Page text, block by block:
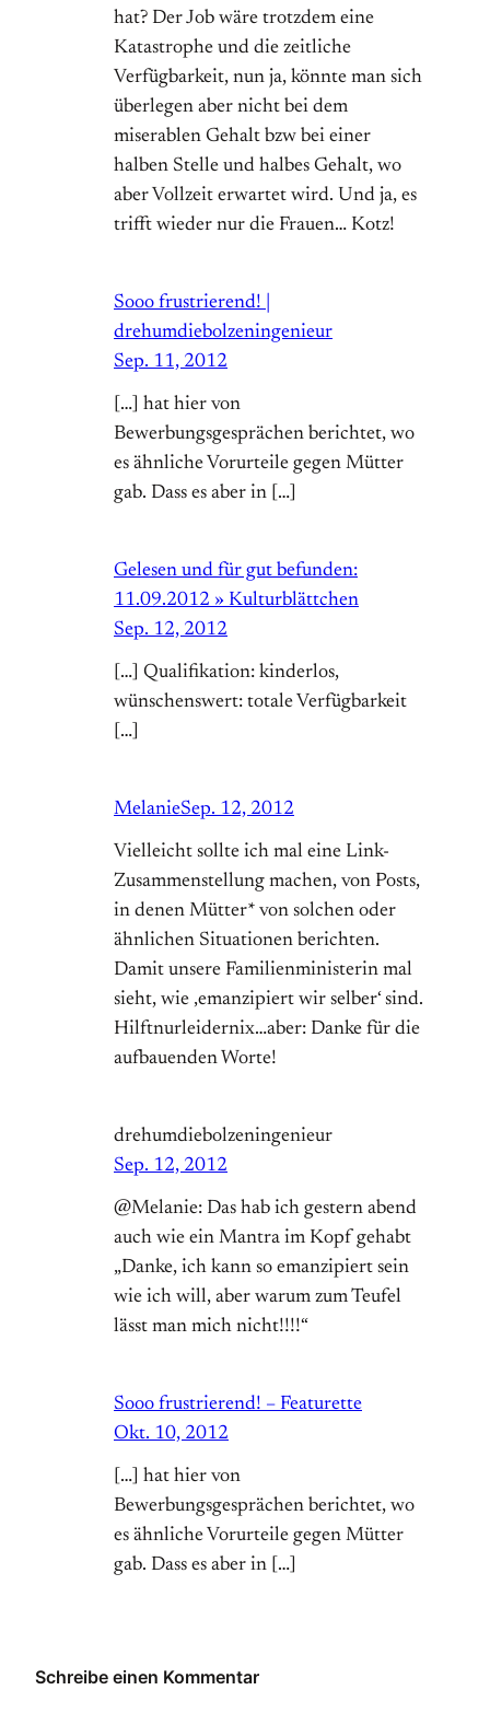
hat? Der Job wäre trotzdem eine
Katastrophe und die zeitliche
Verfügbarkeit, nun ja, könnte man sich
überlegen aber nicht bei dem
miserablen Gehalt bzw bei einer
halben Stelle und halbes Gehalt, wo
aber Vollzeit erwartet wird. Und ja, es
trifft wieder nur die Frauen… Kotz!
Sooo frustrierend! |
drehumdiebolzeningenieur
Sep. 11, 2012
[…] hat hier von
Bewerbungsgesprächen berichtet, wo
es ähnliche Vorurteile gegen Mütter
gab. Dass es aber in […]
Gelesen und für gut befunden:
11.09.2012 » Kulturblättchen
Sep. 12, 2012
[…] Qualifikation: kinderlos,
wünschenswert: totale Verfügbarkeit
[…]
MelanieSep. 12, 2012
Vielleicht sollte ich mal eine Link-
Zusammenstellung machen, von Posts,
in denen Mütter* von solchen oder
ähnlichen Situationen berichten.
Damit unsere Familienministerin mal
sieht, wie ‚emanzipiert wir selber‘ sind.
Hilftnurleidernix…aber: Danke für die
aufbauenden Worte!
drehumdiebolzeningenieur
Sep. 12, 2012
@Melanie: Das hab ich gestern abend
auch wie ein Mantra im Kopf gehabt
„Danke, ich kann so emanzipiert sein
wie ich will, aber warum zum Teufel
lässt man mich nicht!!!!“
Sooo frustrierend! – Featurette
Okt. 10, 2012
[…] hat hier von
Bewerbungsgesprächen berichtet, wo
es ähnliche Vorurteile gegen Mütter
gab. Dass es aber in […]
Schreibe einen Kommentar